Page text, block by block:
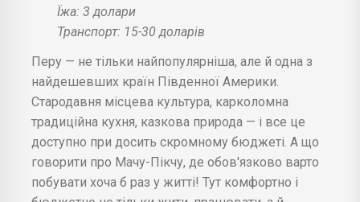
Їжа: 3 долари
Транспорт: 15-30 доларів
Перу — не тільки найпопулярніша, але й одна з
найдешевших країн Південної Америки.
Стародавня місцева культура, карколомна
традиційна кухня, казкова природа — і все це
доступно при досить скромному бюджеті. А що
говорити про Мачу-Пікчу, де обов'язково варто
побувати хоча б раз у житті! Тут комфортно і